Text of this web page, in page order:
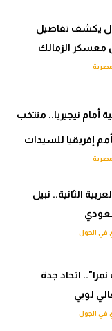
يكشف تفاصيل
معسكر الزمالك
أمام نيجيريا.. منتخب
إفريقيا للسيدات
الثانية.. نبيل
الجول
اتحاد جدة
لوبي
الجول